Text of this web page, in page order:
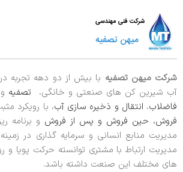
شرکت میهن تصفیه با بیش از دو دهه تجربه
آب شیرین کن های صنعتی و خانگی،
تصفیه
فاضلاب، انتقال و ذخیره سازی آب، با رویکرد
فروش، حین فروش و پس از فروش و برنامه
مدیریت منابع انسانی و سرمایه گذاری در
مدیریت ارتباط با مشتری توانسته حرکت پویا و
های مختلف این صنعت داشته باشد.